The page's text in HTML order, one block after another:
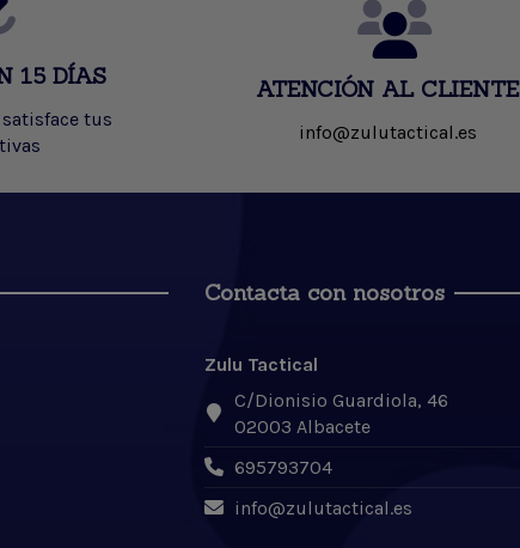
15 DÍAS
tus
ATENCIÓN AL CLIENTE
info@zulutactical.es
Contacta con nosotros
Zulu Tactical
C/Dionisio Guardiola, 46
02003 Albacete
695793704
info@zulutactical.es